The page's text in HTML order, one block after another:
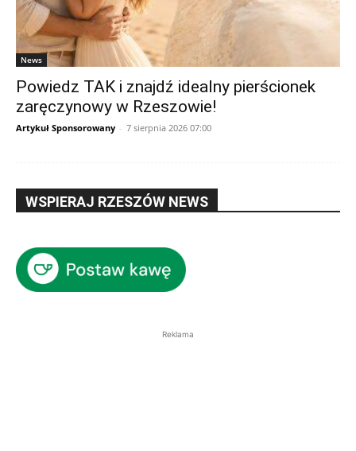
News
Powiedz TAK i znajdź idealny pierścionek
zaręczynowy w Rzeszowie!
Artykuł Sponsorowany - 7 sierpnia 2026 07:00
WSPIERAJ RZESZÓW NEWS
Reklama